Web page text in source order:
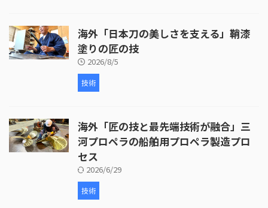
海外「日本刀の美しさを支える」鞘漆
塗りの匠の技
2026/8/5
技術
海外「匠の技と最先端技術が融合」三
河プロペラの船舶用プロペラ製造プロ
セス
2026/6/29
技術